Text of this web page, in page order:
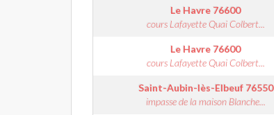
Le Havre 76600
cours Lafayette Quai Colbert...
Le Havre 76600
cours Lafayette Quai Colbert...
Saint-Aubin-lès-Elbeuf 76550
impasse de la maison Blanche...